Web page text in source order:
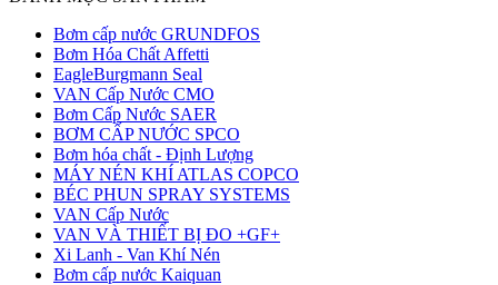
Bơm cấp nước GRUNDFOS
Bơm Hóa Chất Affetti
EagleBurgmann Seal
VAN Cấp Nước CMO
Bơm Cấp Nước SAER
BƠM CẤP NƯỚC SPCO
Bơm hóa chất - Định Lượng
MÁY NÉN KHÍ ATLAS COPCO
BÉC PHUN SPRAY SYSTEMS
VAN Cấp Nước
VAN VÀ THIẾT BỊ ĐO +GF+
Xi Lanh - Van Khí Nén
Bơm cấp nước Kaiquan